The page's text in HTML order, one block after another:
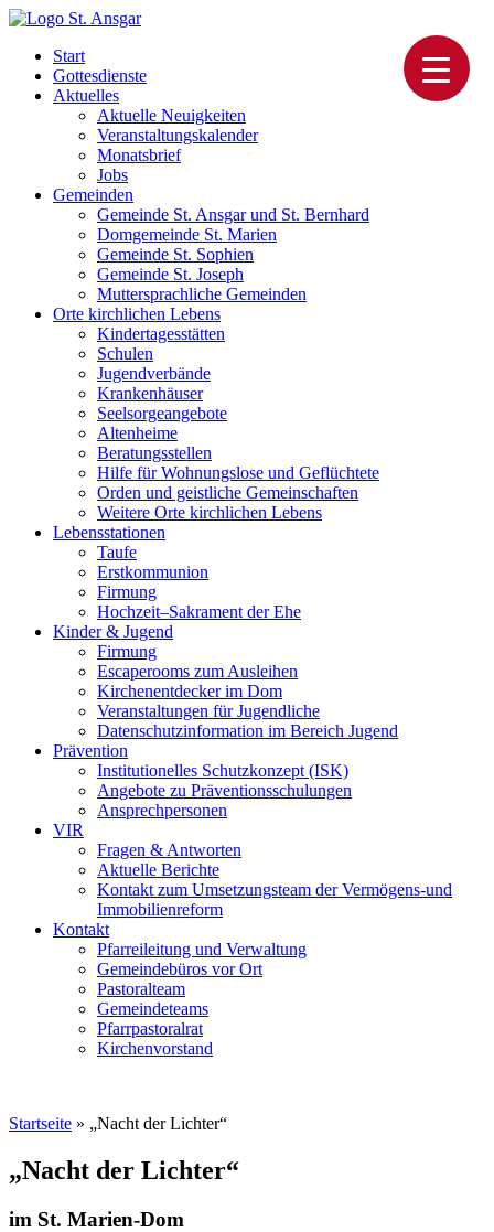
Skip
content
Katholische Pfarrei St. Ansgar Hamburg
Start
Gottesdienste
Aktuelles
Aktuelle Neuigkeiten
Veranstaltungskalender
Monatsbrief
Jobs
Gemeinden
Gemeinde St. Ansgar und St. Bernhard
Domgemeinde St. Marien
Gemeinde St. Sophien
Gemeinde St. Joseph
Muttersprachliche Gemeinden
Orte kirchlichen Lebens
Kindertagesstätten
Schulen
Jugendverbände
Krankenhäuser
Seelsorgeangebote
Altenheime
Beratungsstellen
Hilfe für Wohnungslose und Geflüchtete
Orden und geistliche Gemeinschaften
Weitere Orte kirchlichen Lebens
Lebensstationen
Taufe
Erstkommunion
Firmung
Hochzeit–Sakrament der Ehe
Kinder & Jugend
Firmung
Escaperooms zum Ausleihen
Kirchenentdecker im Dom
Veranstaltungen für Jugendliche
Datenschutzinformation im Bereich Jugend
Prävention
Institutionelles Schutzkonzept (ISK)
Angebote zu Präventionsschulungen
Ansprechpersonen
VIR
Fragen & Antworten
Aktuelle Berichte
Kontakt zum Umsetzungsteam der Vermögens-und
Immobilienreform
Kontakt
Pfarreileitung und Verwaltung
Gemeindebüros vor Ort
Pastoralteam
Gemeindeteams
Pfarrpastoralrat
Kirchenvorstand
Startseite » „Nacht der Lichter“
„Nacht der Lichter“
im St. Marien-Dom